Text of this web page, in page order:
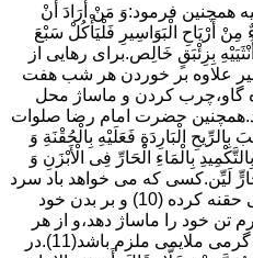
همچنین فرمود:وَ مَنْ أَرَادَ أَنْ
أَرْیَاحِ الْبَوَاسِیرِ فَلْیَأْکُلْ سَبْعَ
بِزِئْبَقٍ خَالِص.برای رهایی از
بواسیر علاوه بر خوردن هر شب هفت
(8) با کمی کره گاو،چرب کردن و ماساژ محل
(9) انجام دهد.همچنین حضرت امام رضا صلوات
الْبَارِدَةِ فَعَلَیْهِ بِالْحُقْنَةِ وَ
بِالْمَاءِ الْحَارِّ فِی الْأَبْزَنِ وَ
لَیِّن.کسی که می خواهد باد سرد
را از خود دور کند لازم است گاهی حقنه کرده (10) و بر بدن خود
تن خود را ماساژ دهد،و از هر
سردی خشکی دوری کند و به هر گرمی ملایمی ملزم باشد(11).در